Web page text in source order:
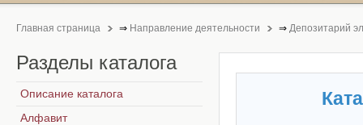
Главная страница ⇒ Направление деятельности ⇒ Депозитарий
Разделы каталога
Описание каталога
Алфавит